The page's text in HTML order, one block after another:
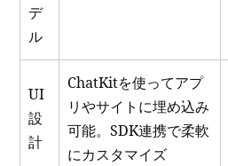
デ
ル
UI
設
計
ChatKitを使ってアプ
リやサイトに埋め込み
可能。SDK連携で柔軟
にカスタマイズ